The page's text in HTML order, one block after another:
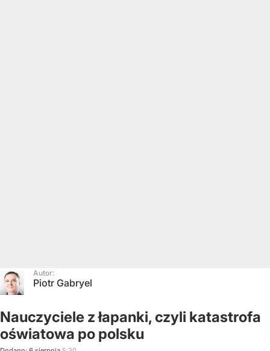
Autor:
Piotr Gabryel
Nauczyciele z łapanki, czyli katastrofa
oświatowa po polsku